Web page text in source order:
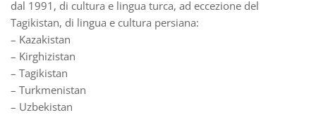
dal 1991, di cultura e lingua turca, ad eccezione del
Tagikistan, di lingua e cultura persiana:
– Kazakistan
– Kirghizistan
– Tagikistan
– Turkmenistan
– Uzbekistan